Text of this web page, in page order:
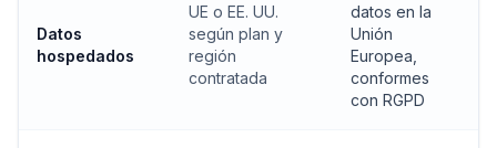
Datos
hospedados
UE o EE. UU.
según plan y
región
contratada
datos en la
Unión
Europea,
conformes
con RGPD